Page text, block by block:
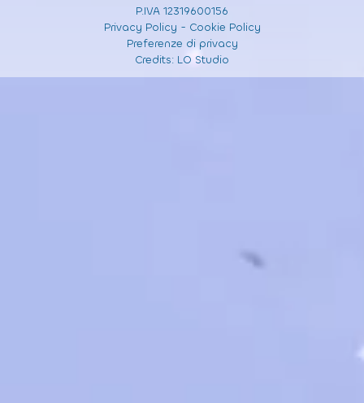
P.IVA 12319600156
Privacy Policy - Cookie Policy
Preferenze di privacy
Credits: LO Studio